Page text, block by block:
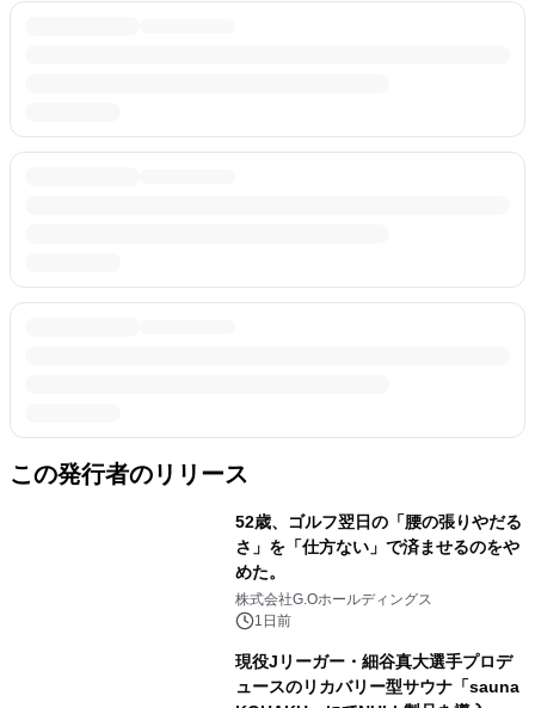
この発行者のリリース
52歳、ゴルフ翌日の「腰の張りやだる
さ」を「仕方ない」で済ませるのをや
めた。
株式会社G.Oホールディングス
1日前
現役Jリーガー・細谷真大選手プロデ
ュースのリカバリー型サウナ「sauna